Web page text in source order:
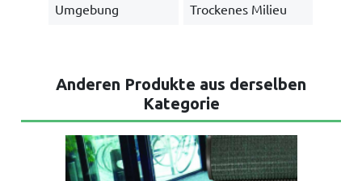
Umgebung Trockenes Milieu
Anderen Produkte aus derselben
Kategorie